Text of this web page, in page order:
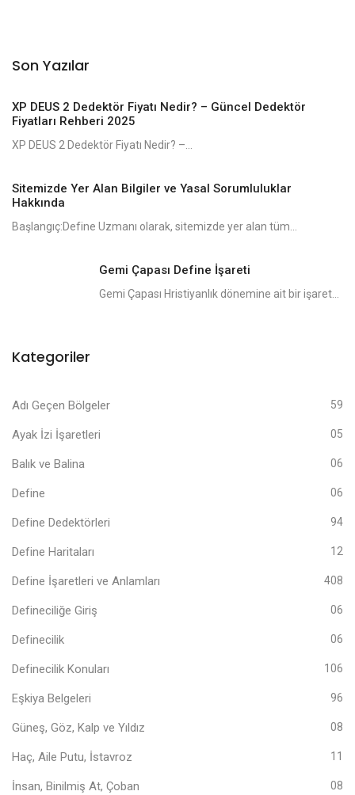
Son Yazılar
XP DEUS 2 Dedektör Fiyatı Nedir? – Güncel Dedektör
Fiyatları Rehberi 2025
XP DEUS 2 Dedektör Fiyatı Nedir? –...
Sitemizde Yer Alan Bilgiler ve Yasal Sorumluluklar
Hakkında
Başlangıç:Define Uzmanı olarak, sitemizde yer alan tüm...
Gemi Çapası Define İşareti
Gemi Çapası Hristiyanlık dönemine ait bir işaret...
Kategoriler
Adı Geçen Bölgeler 59
Ayak İzi İşaretleri 05
Balık ve Balina 06
Define 06
Define Dedektörleri 94
Define Haritaları 12
Define İşaretleri ve Anlamları 408
Defineciliğe Giriş 06
Definecilik 06
Definecilik Konuları 106
Eşkiya Belgeleri 96
Güneş, Göz, Kalp ve Yıldız 08
Haç, Aile Putu, İstavroz 11
İnsan, Binilmiş At, Çoban 08